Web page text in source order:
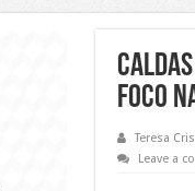
foco
Teresa
Leave a